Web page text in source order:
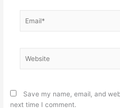
Save my name, email, and
next time I comment.